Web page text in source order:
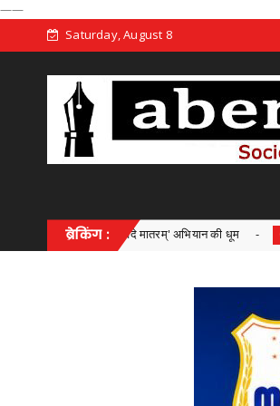
——
Saturday, August 8
ब्रेकिंग :
और 'वंदे मातरम्' अभियान की धूम Chhattisgarh